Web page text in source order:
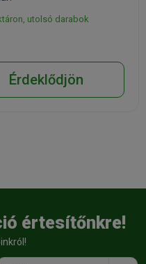
utolsó darabok
Érdeklődjön
értesítőnkre!